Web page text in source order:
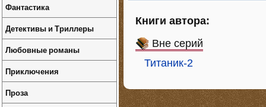
Книги автора:
Вне серий
Титаник-2
Фантастика
Детективы и Триллеры
Любовные романы
Приключения
Проза